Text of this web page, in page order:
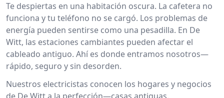
Te despiertas en una habitación oscura. La cafetera no
funciona y tu teléfono no se cargó. Los problemas de
energía pueden sentirse como una pesadilla. En De
Witt, las estaciones cambiantes pueden afectar el
cableado antiguo. Ahí es donde entramos nosotros—
rápido, seguro y sin desorden.
Nuestros electricistas conocen los hogares y negocios